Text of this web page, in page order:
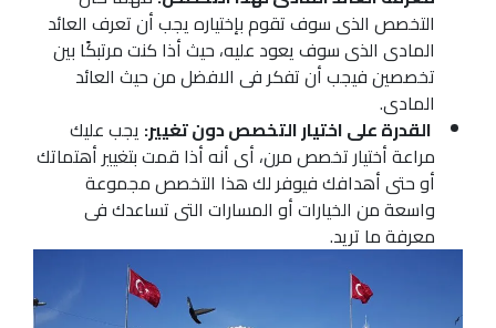
التخصص الذى سوف تقوم بإختياره يجب أن تعرف العائد
المادى الذى سوف يعود عليه، حيث أذا كنت مرتبكًا بين
تخصصين فيجب أن تفكر فى الافضل من حيث العائد
المادى.
القدرة على اختيار التخصص دون تغيير: يجب عليك
مراعة أختيار تخصص مرن، أى أنه أذا قمت بتغيير أهتماتك
أو حتى أهدافك فيوفر لك هذا التخصص مجموعة
واسعة من الخيارات أو المسارات التى تساعدك فى
معرفة ما تريد.